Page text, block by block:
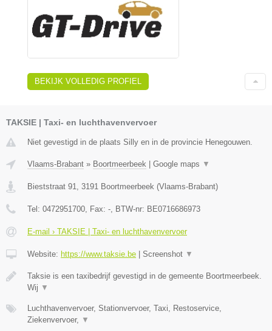
BEKIJK VOLLEDIG PROFIEL
TAKSIE | Taxi- en luchthavenvervoer
Niet gevestigd in de plaats Silly en in de provincie Henegouwen.
Vlaams-Brabant » Boortmeerbeek | Google maps ▼
Bieststraat 91 3191 Boortmeerbeek (Vlaams-Brabant)
Tel: 0472951700 , Fax: - , BTW-nr: BE0716686973
E-mail › TAKSIE | Taxi- en luchthavenvervoer
Website: https://www.taksie.be | Screenshot ▼
Taksie is een taxibedrijf gevestigd in de gemeente Boortmeerbeek.
Wij ▼
Luchthavenvervoer, Stationvervoer, Taxi, Restoservice,
Ziekenvervoer,
▼